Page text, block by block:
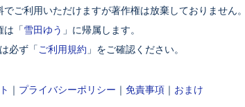
ご利用いただけますが著作権は放棄しておりません。
は「雪田ゆう 」に帰属します。
必ず「ご利用規約 」をご確認ください。
｜ プライバシーポリシー ｜ 免責事項 ｜ おまけ